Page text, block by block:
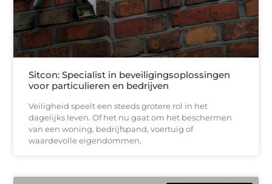
Sitcon: Specialist in beveiligingsoplossingen
voor particulieren en bedrijven
Veiligheid speelt een steeds grotere rol in het
dagelijks leven. Of het nu gaat om het beschermen
van een woning, bedrijfspand, voertuig of
waardevolle eigendommen,